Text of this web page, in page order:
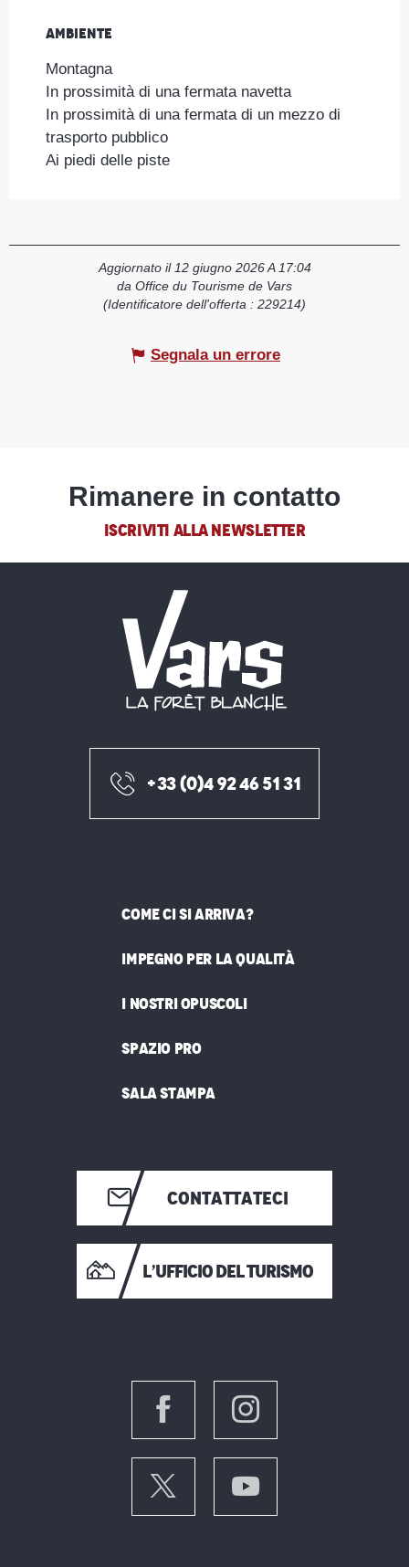
Ambiente
Ambiente
Montagna
In prossimità di una fermata navetta
In prossimità di una fermata di un mezzo di
trasporto pubblico
Ai piedi delle piste
Aggiornato il 12 giugno 2026 A 17:04
da Office du Tourisme de Vars
(Identificatore dell'offerta : 229214)
Segnala un errore
Rimanere in contatto
ISCRIVITI ALLA NEWSLETTER
+33 (0)4 92 46 51 31
COME CI SI ARRIVA?
IMPEGNO PER LA QUALITÀ
I NOSTRI OPUSCOLI
SPAZIO PRO
SALA STAMPA
CONTATTATECI
L’UFFICIO DEL TURISMO